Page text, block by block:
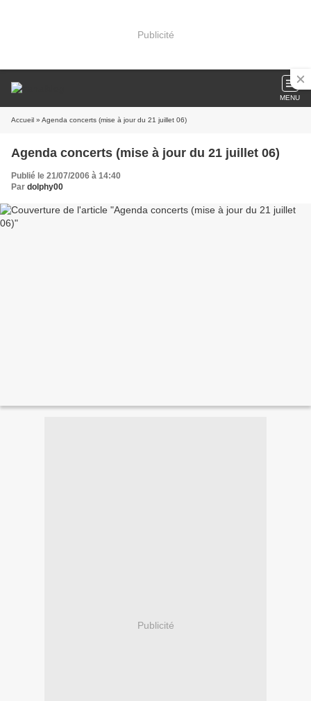
Publicité
MENU
Accueil » Agenda concerts (mise à jour du 21 juillet 06)
Agenda concerts (mise à jour du 21 juillet 06)
Publié le 21/07/2006 à 14:40
Par dolphy00
Publicité